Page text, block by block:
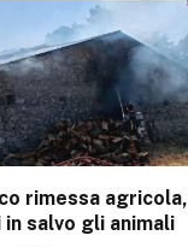
rimessa agricola,
in salvo gli animali